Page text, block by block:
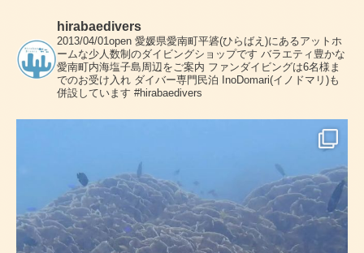
hirabaedivers
2013/04/01open 愛媛県愛南町平碆(ひらばえ)にあるアットホ
ームな少人数制のダイビングショップです バラエティ豊かな
愛南町内海塩子島周辺をご案内 ファンダイビングは6名様ま
でのお受け入れ ダイバー専門民泊 InoDomari(イノドマリ)も
併設しています #hirabaedivers